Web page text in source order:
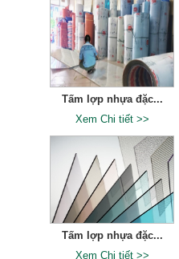
Tấm lợp nhựa đặc...
Xem Chi tiết >>
Tấm lợp nhựa đặc...
Xem Chi tiết >>